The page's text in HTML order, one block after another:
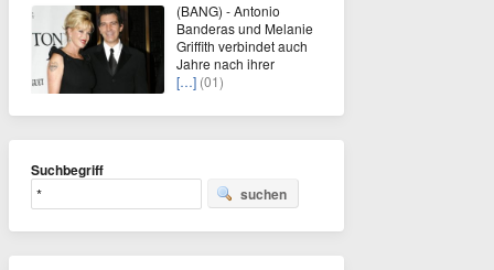
(BANG) - Antonio
Banderas und Melanie
Griffith verbindet auch
Jahre nach ihrer
[…] (01)
Suchbegriff
suchen